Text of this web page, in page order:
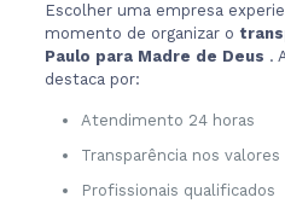
Escolher uma empresa
momento de organizar o
Paulo para Madre de Deus .
destaca por:
Atendimento 24 horas
Transparência nos valores
Profissionais qualificados